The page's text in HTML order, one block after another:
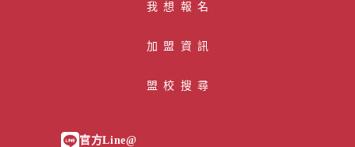
我想報名
加盟資訊
盟校搜尋
官方Line@